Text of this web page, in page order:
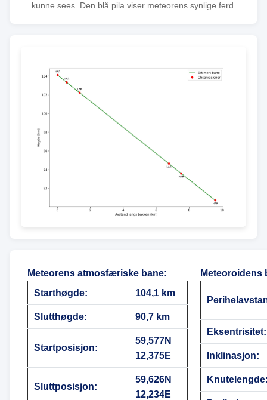
kunne sees. Den blå pila viser meteorens synlige ferd.
Meteorens atmosfæriske bane:
Starthøgde:
104,1 km
Slutthøgde: 90,7 km
Startposisjon:
59,577N
12,375E
Sluttposisjon:
59,626N
12,234E
Meteoroidens
Eksentrisitet:
Inklinasjon: